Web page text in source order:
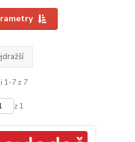
1-7 z 7
z 1